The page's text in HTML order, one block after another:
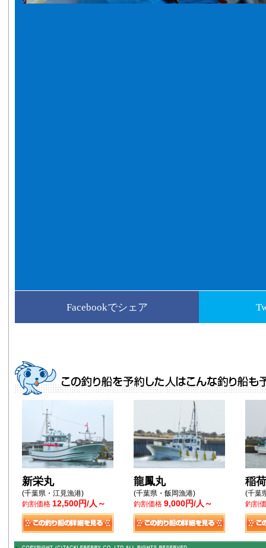
Facebookでシェア
新栄丸
(千葉県・江見漁港)
釣割価格 12,500円/人～
龍鳳丸
(千葉県・飯岡漁港)
釣割価格 9,000円/人～
稲
(千葉
釣割